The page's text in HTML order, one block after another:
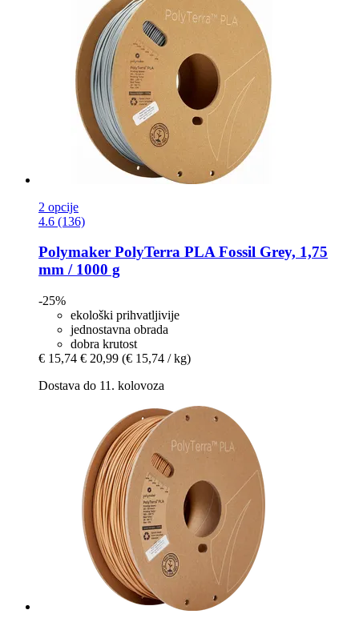
2 opcije
4.6 (136)
Polymaker PolyTerra PLA Fossil Grey, 1,75
mm / 1000 g
-25%
ekološki prihvatljivije
jednostavna obrada
dobra krutost
€ 15,74 € 20,99 (€ 15,74 / kg)
Dostava do 11. kolovoza